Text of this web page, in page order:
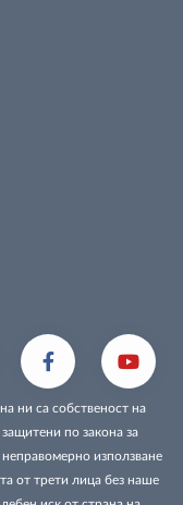
ни са собственост на
по закона за
използване
от трети лица без наше